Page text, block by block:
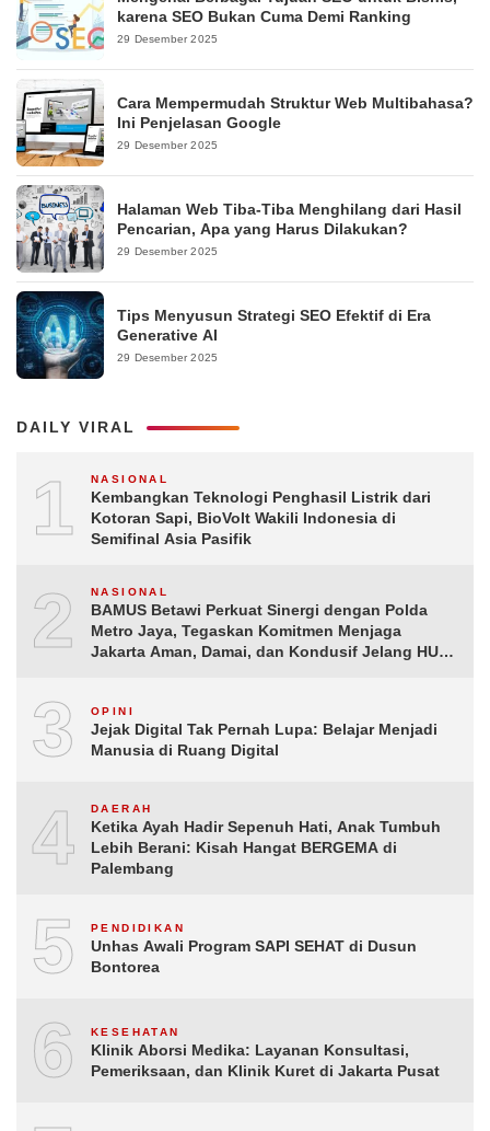
karena SEO Bukan Cuma Demi Ranking
29 Desember 2025
Cara Mempermudah Struktur Web Multibahasa?
Ini Penjelasan Google
29 Desember 2025
Halaman Web Tiba-Tiba Menghilang dari Hasil
Pencarian, Apa yang Harus Dilakukan?
29 Desember 2025
Tips Menyusun Strategi SEO Efektif di Era
Generative AI
29 Desember 2025
DAILY VIRAL
1 NASIONAL
Kembangkan Teknologi Penghasil Listrik dari
Kotoran Sapi, BioVolt Wakili Indonesia di
Semifinal Asia Pasifik
2 NASIONAL
BAMUS Betawi Perkuat Sinergi dengan Polda
Metro Jaya, Tegaskan Komitmen Menjaga
Jakarta Aman, Damai, dan Kondusif Jelang HUT
3 OPINI
Jejak Digital Tak Pernah Lupa: Belajar Menjadi
Manusia di Ruang Digital
4 DAERAH
Ketika Ayah Hadir Sepenuh Hati, Anak Tumbuh
Lebih Berani: Kisah Hangat BERGEMA di
Palembang
5 PENDIDIKAN
Unhas Awali Program SAPI SEHAT di Dusun
Bontorea
6 KESEHATAN
Klinik Aborsi Medika: Layanan Konsultasi,
Pemeriksaan, dan Klinik Kuret di Jakarta Pusat